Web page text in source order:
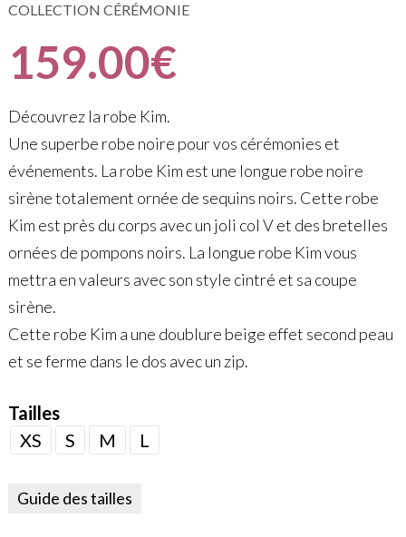
COLLECTION CÉRÉMONIE
159.00€
Découvrez la robe Kim.
Une superbe robe noire pour vos cérémonies et
événements. La robe Kim est une longue robe noire
sirène totalement ornée de sequins noirs. Cette robe
Kim est près du corps avec un joli col V et des bretelles
ornées de pompons noirs. La longue robe Kim vous
mettra en valeurs avec son style cintré et sa coupe
sirène.
Cette robe Kim a une doublure beige effet second peau
et se ferme dans le dos avec un zip.
Tailles
XS
S M L
Guide des tailles